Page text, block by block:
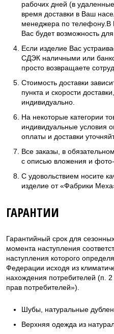
рабочих дней (в
время доставки в Ваш
менеджера по телефону.В
Вас будет возможность
Если изделие Вас
СДЭК наличными или
просто возвращаете
Стоимость доставки
пункта и скорости
индивидуально.
На некоторые категории
индивидуальные условия
оплаты и доставки
Все заказы, в
с описью вложения и
С удовольствием носите
изделие от «Фабрики
ГАРАНТИИ
Гарантийный срок для
момента наступления
наступления которого
Федерации исходя из
нахождения потребителей (п.
прав потребителей»).
Шубы, натуральные
Верхняя одежда из